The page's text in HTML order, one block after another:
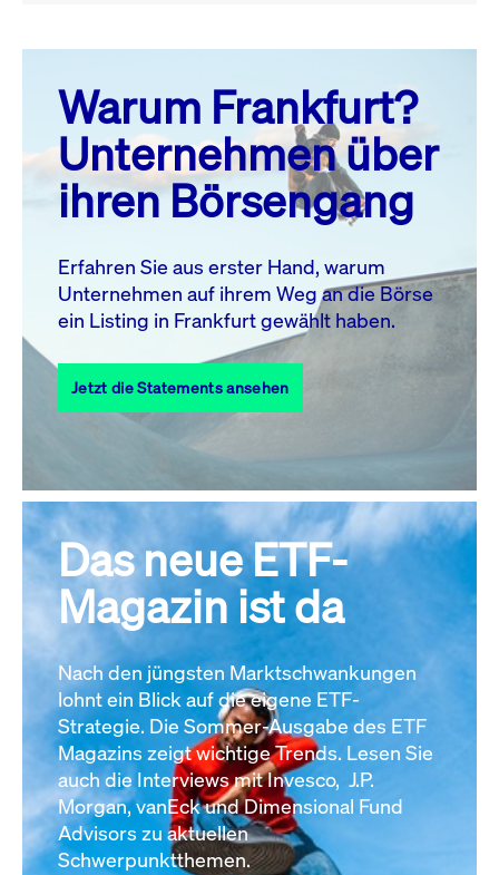
August 26
MO. DI. MI. DO. FR. SA. SO.
1
2
3
4 5 6 7 8
10 11 13 14
17
18 19 20 21 22
23
27 28
31
Alle Events
Warum Frankfurt?
Unternehmen über
ihren Börsengang
Erfahren Sie aus erster Hand, warum
Unternehmen auf ihrem Weg an die Börse
ein Listing in Frankfurt gewählt haben.
Jetzt die Statements ansehen
Das neue ETF-
Magazin ist da
Nach den jüngsten Marktschwankungen
lohnt ein Blick auf die eigene ETF-
Strategie. Die Sommer-Ausgabe des ETF
Magazins zeigt wichtige Trends. Lesen Sie
auch die Interviews mit Invesco, J.P.
Morgan, vanEck und Dimensional Fund
Advisors zu aktuellen
Schwerpunktthemen.